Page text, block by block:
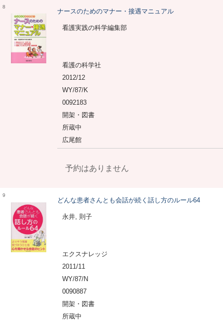
8
ナースのためのマナー・接遇マニュアル
看護実践の科学編集部
看護の科学社
2012/12
WY/87/K
0092183
開架・図書
所蔵中
広尾館
予約はありません
9
どんな患者さんとも会話が続く話し方のルール64
永井, 則子
エクスナレッジ
2011/11
WY/87/N
0090887
開架・図書
所蔵中